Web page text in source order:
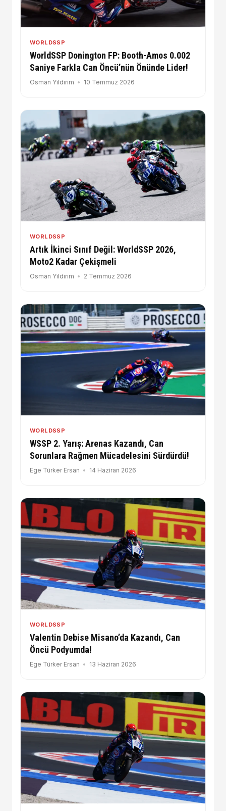
WORLDSSP
WorldSSP Donington FP: Booth-Amos 0.002
Saniye Farkla Can Öncü’nün Önünde Lider!
Osman Yıldırım 10 Temmuz 2026
WORLDSSP
Artık İkinci Sınıf Değil: WorldSSP 2026,
Moto2 Kadar Çekişmeli
Osman Yıldırım 2 Temmuz 2026
WORLDSSP
WSSP 2. Yarış: Arenas Kazandı, Can
Sorunlara Rağmen Mücadelesini Sürdürdü!
Ege Türker Ersan 14 Haziran 2026
WORLDSSP
Valentin Debise Misano’da Kazandı, Can
Öncü Podyumda!
Ege Türker Ersan 13 Haziran 2026